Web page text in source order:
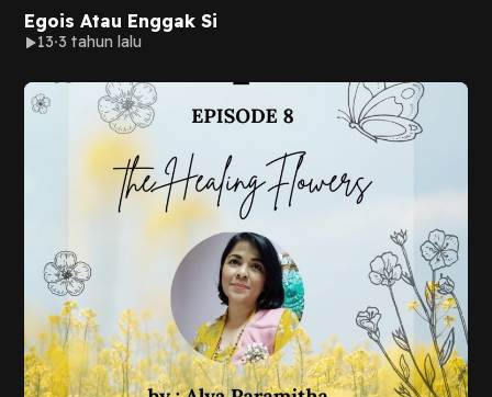
Egois Atau Enggak Si
13 3 tahun lalu